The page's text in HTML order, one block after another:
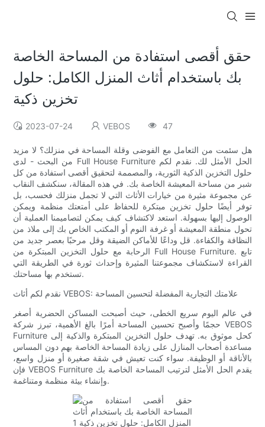
حقق أقصى استفادة من المساحة الخاصة
بك باستخدام أثاث المنزل الكامل: حلول
تخزين ذكية
2023-07-24 VEBOS 47
هل سئمت من التعامل مع الفوضى وقلة المساحة في منزلك؟ لا مزيد
من البحث - لدى Full House Furniture الحل الأمثل لك. نقدم لكم
حلول التخزين الذكية الثورية، والمصممة لتحقيق أقصى استفادة من كل
شبر من مساحة المعيشة الخاصة بك. في هذه المقالة، سنكشف النقاب
عن مجموعة مثيرة من خيارات الأثاث التي لا تجمل منزلك فحسب، بل
توفر أيضًا حلول تخزين مبتكرة للحفاظ على أمتعتك منظمة ويمكن
الوصول إليها بسهولة. استعد لاكتشاف كيف يمكن لتصاميمنا العملية أن
تحول منطقة المعيشة أو غرفة النوم أو المكتب الخاص بك إلى ملاذ من
النظافة والكفاءة. قل وداعًا للأماكن الضيقة وقل مرحبًا بعصر جديد من
الرحابة مع حلول التخزين المبتكرة من Full House Furniture. تابع
القراءة لاستكشاف مجموعتنا المثيرة وإحداث ثورة في الطريقة التي
تستخدم بها مساحتك.
نقدم لكم أثاث VEBOS: علامتك التجارية المفضلة لتحسين المساحة
في عالم اليوم سريع الخطى، حيث أصبحت المساكن الحضرية أصغر
حجمًا وأصبح تحسين المساحة أمرًا بالغ الأهمية، تبرز شركة VEBOS
Furniture كحل موثوق به. تهدف حلول التخزين المبتكرة والذكية إلى
مساعدة أصحاب المنازل على زيادة المساحة الخاصة بهم دون المساس
بالأناقة أو الوظيفة. سواء كنت تعيش في شقة صغيرة أو منزل واسع،
فإن VEBOS Furniture يقدم الحل الأمثل لترتيب المساحة الخاصة بك
وإنشاء بيئة منظمة ومتناغمة.